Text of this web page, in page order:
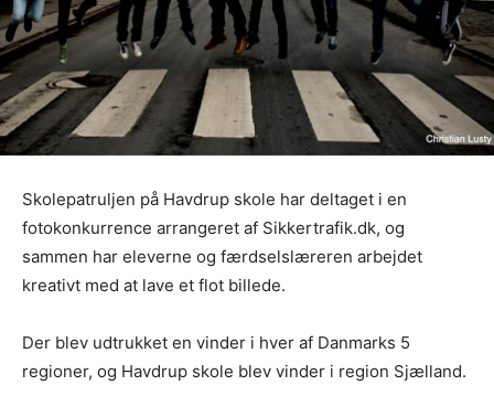
Skolepatruljen på Havdrup skole har deltaget i en
fotokonkurrence arrangeret af Sikkertrafik.dk, og
sammen har eleverne og færdselslæreren arbejdet
kreativt med at lave et flot billede.
Der blev udtrukket en vinder i hver af Danmarks 5
regioner, og Havdrup skole blev vinder i region Sjælland.